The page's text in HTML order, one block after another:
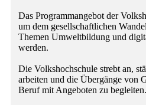
Das Programmangebot der
um dem gesellschaftlichen
Themen Umweltbildung und
werden.
Die Volkshochschule strebt an,
arbeiten und die Übergänge von
Beruf mit Angeboten zu begleiten.